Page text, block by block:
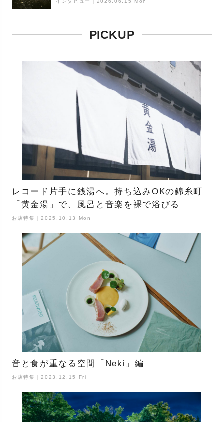
インタビュー 2026.06.15 Mon
PICKUP
レコード片手に銭湯へ。持ち込みOKの錦糸町
「黄金湯」で、風呂と音楽を裸で浴びる
お店特集｜2025.10.13 Mon
音と食が重なる空間「Neki」編
お店特集｜2023.12.15 Fri